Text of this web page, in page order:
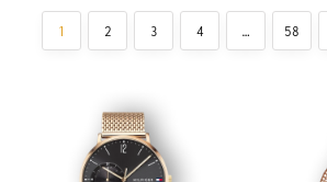
1 2 3 4 … 58